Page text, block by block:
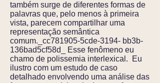
também surge de diferentes formas de
palavras que, pelo menos à primeira
vista, parecem compartilhar uma
representação semântica
comum._cc781905-5cde-3194- bb3b-
136bad5cf58d_ Esse fenômeno eu
chamo de polissemia interlexical. Eu
ilustro com um estudo de caso
detalhado envolvendo uma análise das